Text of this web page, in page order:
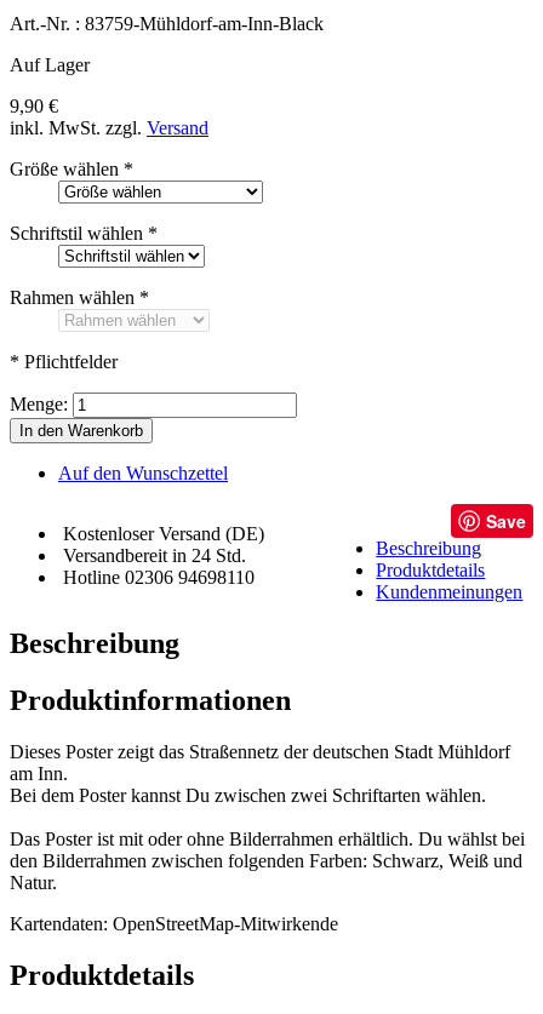
Art.-Nr. : 83759-Mühldorf-am-Inn-Black
Auf Lager
9,90 €
inkl. MwSt. zzgl. Versand
Größe wählen *
Schriftstil wählen *
Rahmen wählen *
* Pflichtfelder
Menge:
In den Warenkorb
Auf den Wunschzettel
Kostenloser Versand (DE)
Versandbereit in 24 Std.
Hotline 02306 94698110
Save
Beschreibung
Produktdetails
Kundenmeinungen
Beschreibung
Produktinformationen
Dieses Poster zeigt das Straßennetz der deutschen Stadt Mühldorf
am Inn.
Bei dem Poster kannst Du zwischen zwei Schriftarten wählen.
Das Poster ist mit oder ohne Bilderrahmen erhältlich. Du wählst bei
den Bilderrahmen zwischen folgenden Farben: Schwarz, Weiß und
Natur.
Kartendaten: OpenStreetMap-Mitwirkende
Produktdetails